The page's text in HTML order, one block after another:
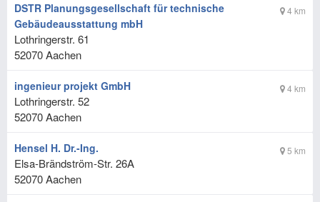
4 km
DSTR Planungsgesellschaft für technische
Gebäudeausstattung mbH
Lothringerstr. 61
52070Aachen
4 km
ingenieur projekt GmbH
Lothringerstr. 52
52070Aachen
5 km
Hensel H. Dr.-Ing.
Elsa-Brändström-Str. 26A
52070Aachen